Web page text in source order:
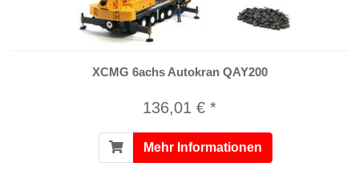
XCMG 6achs Autokran QAY200
136,01 € *
Mehr Informationen